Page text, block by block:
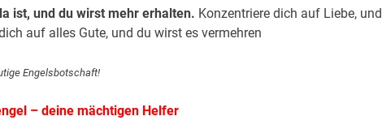
ist, und du wirst mehr erhalten. Konzentriere dich auf Liebe, und
auf alles Gute, und du wirst es vermehren
Engelsbotschaft!
– deine mächtigen Helfer